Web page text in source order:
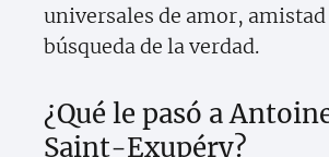
universales de amor, amistad
búsqueda de la verdad.
¿Qué le pasó a
Saint-Exupéry?